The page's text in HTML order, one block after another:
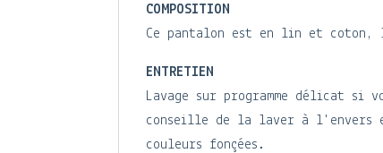
COMPOSITION
Ce pantalon est en lin et coton,
ENTRETIEN
Lavage sur programme délicat si
conseille de la laver à l'envers
couleurs fonçées.